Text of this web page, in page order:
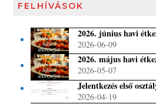
FELHÍVÁSOK
2026. június havi
2026-06-09
2026. május havi
2026-05-07
Jelentkezés első
2026-04-19